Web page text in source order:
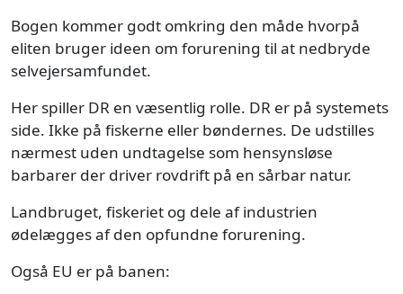
Bogen kommer godt omkring den måde hvorpå
eliten bruger ideen om forurening til at nedbryde
selvejersamfundet.
Her spiller DR en væsentlig rolle. DR er på systemets
side. Ikke på fiskerne eller bøndernes. De udstilles
nærmest uden undtagelse som hensynsløse
barbarer der driver rovdrift på en sårbar natur.
Landbruget, fiskeriet og dele af industrien
ødelægges af den opfundne forurening.
Også EU er på banen: